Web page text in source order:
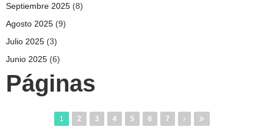
Septiembre 2025 (8)
Agosto 2025 (9)
Julio 2025 (3)
Junio 2025 (6)
Páginas
1 2 3 4 5 6 7